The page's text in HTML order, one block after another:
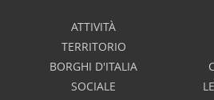
ATTIVITÀ
TERRITORIO
BORGHI D'ITALIA
SOCIALE